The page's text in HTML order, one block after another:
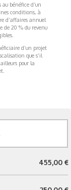
bénéfice d’un
conditions, à
d’affaires annuel
de 20 % du revenu
d’un projet
que s’il
pour la
455,00 €